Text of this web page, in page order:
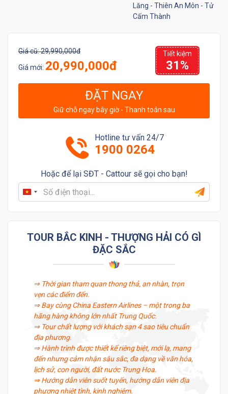
Lăng - Thiên An Môn - Tử
Cấm Thành
TOUR BẮC KINH - THƯỢNG HẢI CÓ GÌ
ĐẶC SẮC
⇒ Thời gian tham quan thong thả, an nhàn, trọn
vẹn các điểm đến.
⇒ Bay cùng China Eastern Airlines – một trong ba
hãng hàng không lớn nhất Trung Quốc.
⇒ Tour chất lượng với khách sạn 4 sao tiêu chuẩn
địa phương.
⇒ Hành trình được thiết kế riêng biệt, mới lạ, mang
đến nhưng cảm nhận sâu sắc, đa dạng về văn hóa,
lịch sử, con người, đất nước Trung Hoa.
⇒ Hướng dẫn viên suốt tuyến, hướng dẫn viên địa
phương nhiệt tình, kinh nghiệm.
Giá cũ:29,990,000đ
Giá mới: 20,990,000đ
Tiết kiệm
31%
ĐẶT NGAY
Giữ chỗ ngay bây giờ - Thanh toán sau
Hotline tư vấn 24/7
1900 0264
Hoặc để lại SĐT - Cattour sẽ gọi cho bạn!
Vietnam